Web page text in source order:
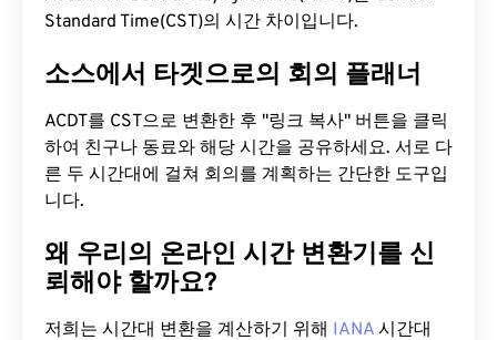
Standard Time(CST)의 시간 차이입니다.
소스에서 타겟으로의 회의 플래너
ACDT를 CST으로 변환한 후 "링크 복사" 버튼을 클릭
하여 친구나 동료와 해당 시간을 공유하세요. 서로 다
른 두 시간대에 걸쳐 회의를 계획하는 간단한 도구입
니다.
왜 우리의 온라인 시간 변환기를 신
뢰해야 할까요?
저희는 시간대 변환을 계산하기 위해 IANA 시간대